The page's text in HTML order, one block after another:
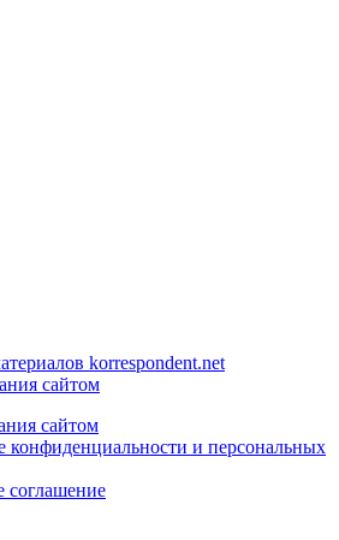
korrespondent.net
сайтом
сайтом
конфиденциальности и персональных
соглашение